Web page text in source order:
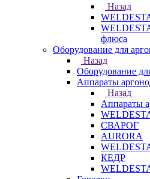
Назад
флюса
Оборудование для
Назад
Оборудование
Аппараты
Назад
Аппараты
СВАРОГ
AURORA
КЕДР